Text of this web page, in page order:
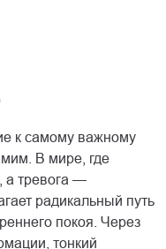
к самому важному
В мире, где
а тревога —
радикальный путь
покоя. Через
тонкий